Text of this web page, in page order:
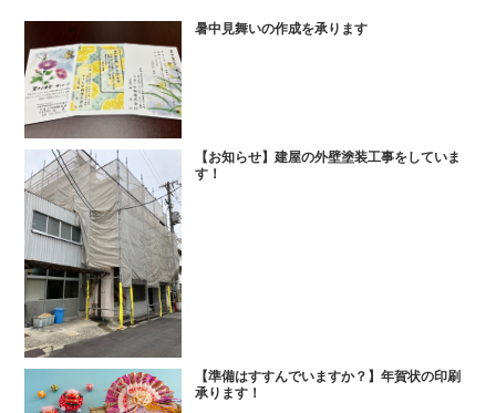
暑中見舞いの作成を承ります
【お知らせ】建屋の外壁塗装工事をしていま
す！
【準備はすすんでいますか？】年賀状の印刷
承ります！